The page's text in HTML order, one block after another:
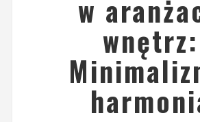
w
wnętrz: